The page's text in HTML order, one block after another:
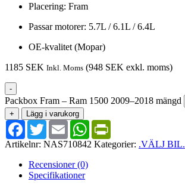
Placering: Fram
Passar motorer: 5.7L / 6.1L / 6.4L
OE-kvalitet (Mopar)
1185 SEK Inkl. Moms (948 SEK exkl. moms)
-
Packbox Fram – Ram 1500 2009–2018 mängd
+ Lägg i varukorg
Facebook
TwitterEmail WhatsApp
Artikelnr: NAS710842 Kategorier: .VÄLJ BIL.
Recensioner (0)
Specifikationer